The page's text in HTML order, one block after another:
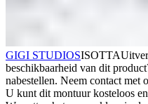
GIGI STUDIOSISOTTA
beschikbaarheid van dit
nabestellen. Neem contact met
U kunt dit montuur kosteloos